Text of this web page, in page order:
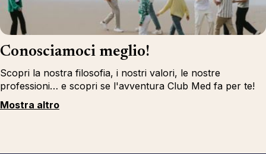
Conosciamoci meglio!
Scopri la nostra filosofia, i nostri valori, le nostre
professioni… e scopri se l'avventura Club Med fa per te!
Mostra altro